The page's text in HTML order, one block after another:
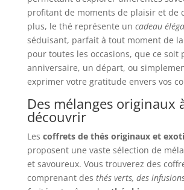
profitant de moments de plaisir et de
plus, le thé représente un cadeau
séduisant, parfait à tout moment de
pour toutes les occasions, que ce soit
anniversaire, un départ, ou
exprimer votre gratitude envers vos
Des mélanges originaux
découvrir
Les coffrets de thés originaux et
proposent une vaste sélection de
et savoureux. Vous trouverez des
comprenant des thés verts, des